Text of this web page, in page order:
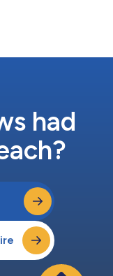
dessa iniciativa, a
de pesquisa e
co...
had